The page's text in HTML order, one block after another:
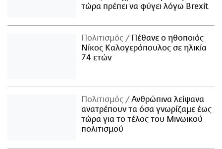
τώρα πρέπει να φύγει λόγω Brexit
Πολιτισμός
Πέθανε ο ηθοποιός
Νίκος Καλογερόπουλος σε ηλικία
74 ετών
Πολιτισμός
Ανθρώπινα λείψανα
ανατρέπουν τα όσα γνωρίζαμε έως
τώρα για το τέλος του Μινωικού
πολιτισμού